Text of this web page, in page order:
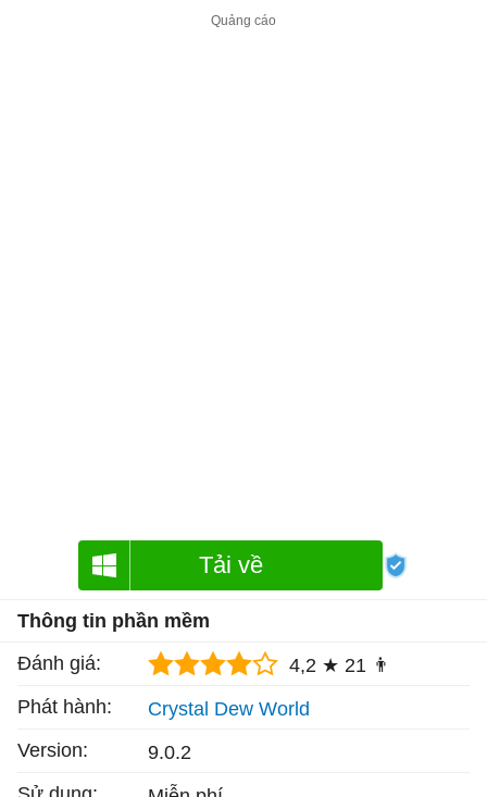
Tải về
Thông tin phần mềm
Đánh giá:
4,2 ★ 21 👨
Phát hành:
Crystal Dew World
Version:
9.0.2